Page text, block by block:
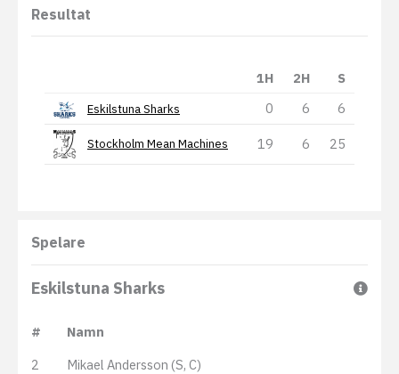
Resultat
1H 2H S
Eskilstuna Sharks 0 6 6
Stockholm Mean Machines 19 6 25
Spelare
Eskilstuna Sharks
#
Namn
2
Mikael Andersson (S, C)